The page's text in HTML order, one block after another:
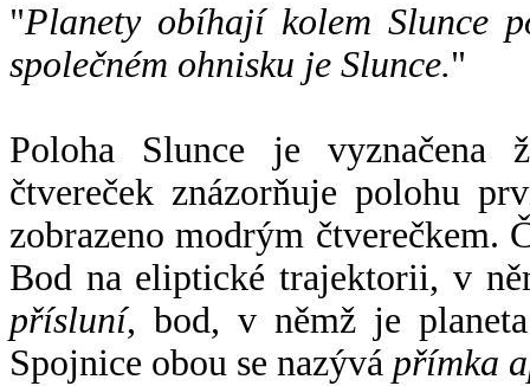
"Planety obíhají kolem Slunce
společném ohnisku je Slunce."
Poloha Slunce je vyznačena
čtvereček znázorňuje polohu
zobrazeno modrým čtverečkem.
Bod na eliptické trajektorii, v
přísluní, bod, v němž je
Spojnice obou se nazývá přímka